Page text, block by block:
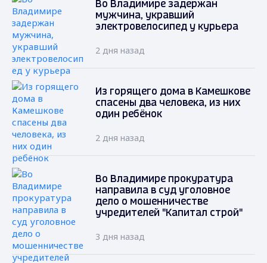
Во Владимире задержан
мужчина, укравший
электровелосипед у курьера
2 дня назад
Из горящего дома в Камешкове
спасены два человека, из них
один ребёнок
2 дня назад
Во Владимире прокуратура
направила в суд уголовное
дело о мошенничестве
учредителей "Капитал строй"
3 дня назад